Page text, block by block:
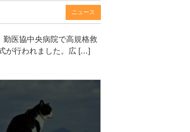
ニュース
医協中央病院で高規格救
が行われました。広 […]